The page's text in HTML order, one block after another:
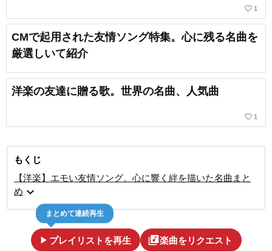
favorite_border 1
CMで起用された友情ソング特集。心に残る名曲を
厳選しいて紹介
洋楽の友達に贈る歌。世界の名曲、人気曲
favorite_border 1
もくじ
【洋楽】エモい友情ソング。心に響く絆を描いた名曲まと
め expand_more
play_arrow プレイリストを再生
まとめて連続再生
library_music楽曲をリクエスト